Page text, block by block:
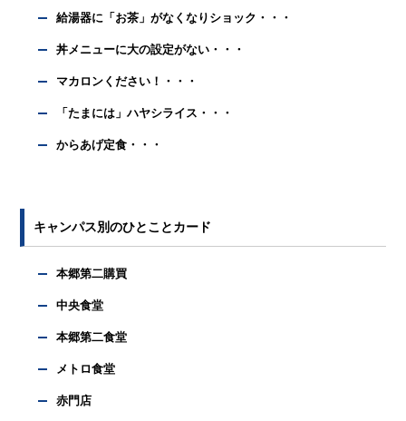
給湯器に「お茶」がなくなりショック・・・
丼メニューに大の設定がない・・・
マカロンください！・・・
「たまには」ハヤシライス・・・
からあげ定食・・・
キャンパス別のひとことカード
本郷第二購買
中央食堂
本郷第二食堂
メトロ食堂
赤門店